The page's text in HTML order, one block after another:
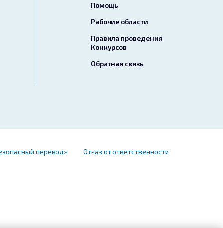
Помощь
Рабочие области
Правила проведения
Конкурсов
Обратная связь
перевод» Отказ от ответственности